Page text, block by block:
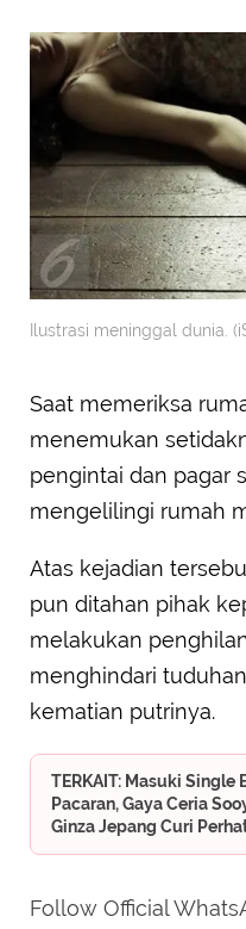
Ilustrasi meninggal dunia.
Saat memeriksa
menemukan
pengintai dan pagar
mengelilingi rumah
Atas kejadian
pun ditahan pihak
melakukan
menghindari
kematian putrinya.
TERKAIT: Masuki Single
Pacaran, Gaya Ceria
Ginza Jepang Curi
Follow Official